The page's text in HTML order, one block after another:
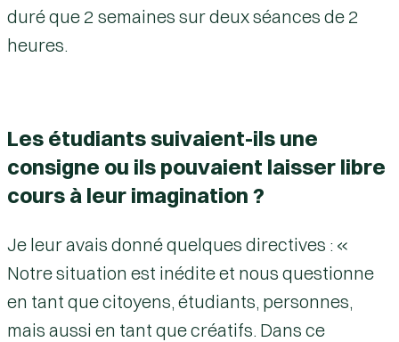
duré que 2 semaines sur deux séances de 2
heures.
Les étudiants suivaient-ils une
consigne ou ils pouvaient laisser libre
cours à leur imagination ?
Je leur avais donné quelques directives : «
Notre situation est inédite et nous questionne
en tant que citoyens, étudiants, personnes,
mais aussi en tant que créatifs. Dans ce